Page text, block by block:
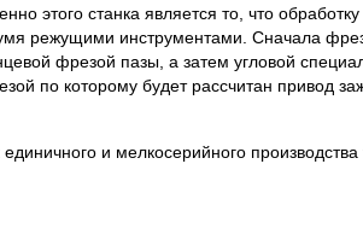
этого станка является то, что
режущими инструментами. Сначала
фрезой пазы, а затем угловой
по которому будет расcчитан привод
и мелкосерийного